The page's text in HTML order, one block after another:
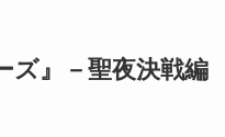
ズ』－聖夜決戦編